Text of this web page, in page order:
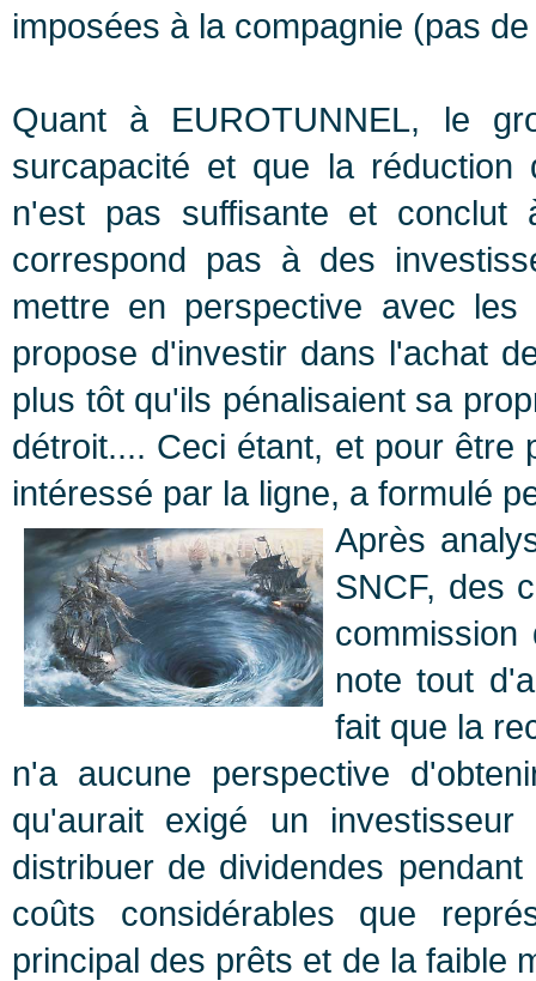
imposées à la compagnie (pas
Quant à EUROTUNNEL, le
surcapacité et que la
n'est pas suffisante et
correspond pas à des
mettre en perspective avec
propose d'investir dans l'achat
plus tôt qu'ils pénalisaient sa
détroit.... Ceci étant, et pour être
intéressé par la ligne, a formulé
Après
SNCF, des
note tout
fait que la
n'a aucune perspective
qu'aurait exigé un
distribuer de dividendes
coûts considérables que
principal des prêts et de la faible